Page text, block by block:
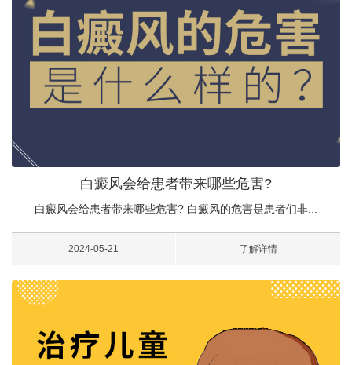
白癜风会给患者带来哪些危害?
白癜风会给患者带来哪些危害? 白癜风的危害是患者们非...
2024-05-21 了解详情